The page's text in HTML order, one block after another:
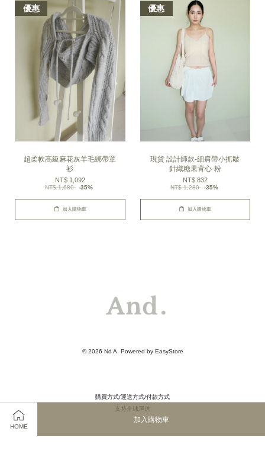
HOME
加入購物車
優惠
超柔軟高級麻花灰羊毛綁帶罩
衫
NT$ 1,092
NT$ 1,680 -35%
加入購物車
優惠
現貨 設計師款-細肩帶小抓皺
針織糖果背心-粉
NT$ 832
NT$ 1,280 -35%
加入購物車
© 2026 Nd A. Powered by EasyStore
購買方式/運送方式/付款方式
支持全球運送